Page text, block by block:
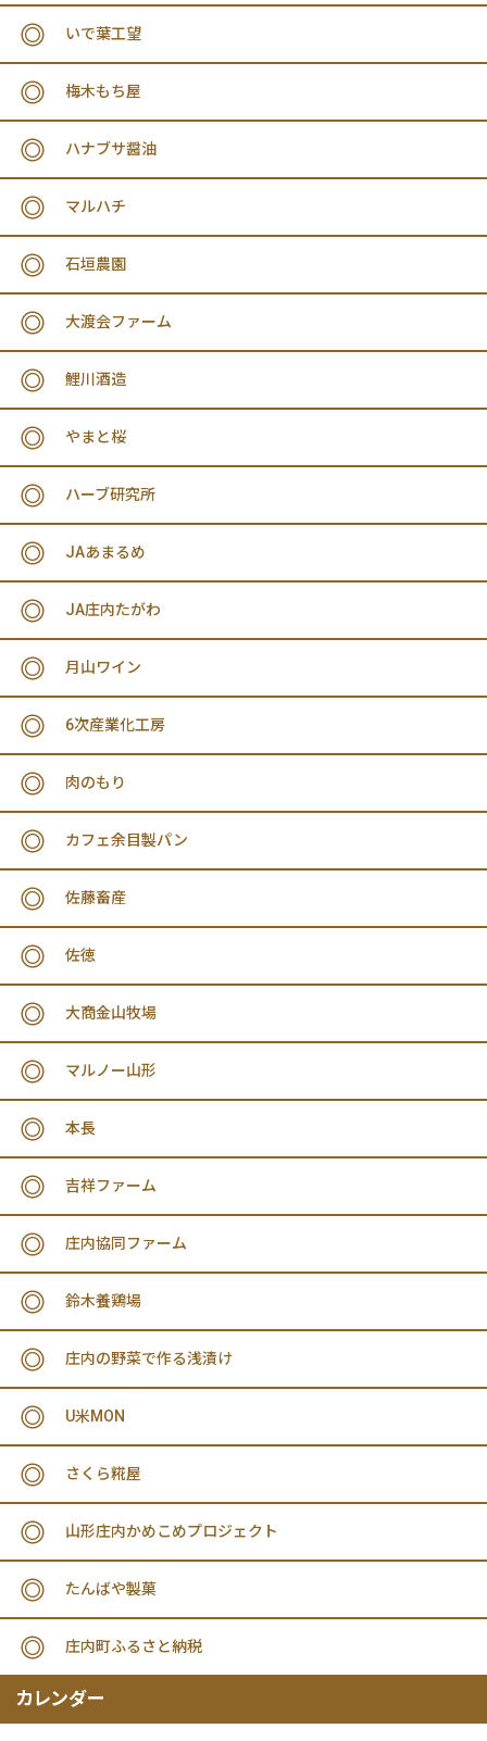
いで葉工望
梅木もち屋
ハナブサ醤油
マルハチ
石垣農園
大渡会ファーム
鯉川酒造
やまと桜
ハーブ研究所
JAあまるめ
JA庄内たがわ
月山ワイン
6次産業化工房
肉のもり
カフェ余目製パン
佐藤畜産
佐徳
大商金山牧場
マルノー山形
本長
吉祥ファーム
庄内協同ファーム
鈴木養鶏場
庄内の野菜で作る浅漬け
U米MON
さくら糀屋
山形庄内かめこめプロジェクト
たんばや製菓
庄内町ふるさと納税
カレンダー